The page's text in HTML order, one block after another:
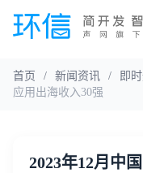
首页 / 新闻资讯 / 即
应用出海收入30强
2023年12月中